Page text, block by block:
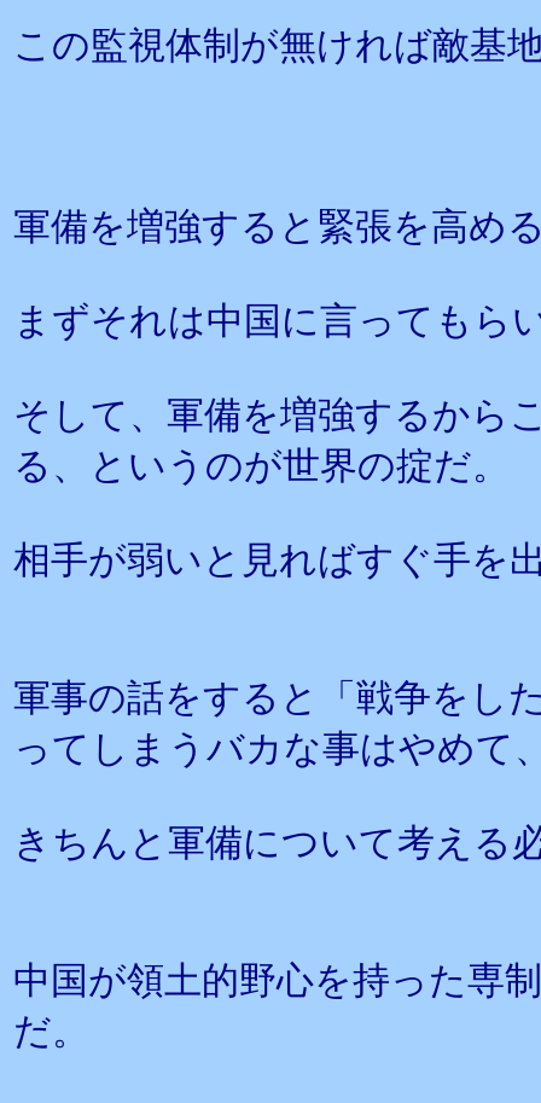
この監視体制が無ければ敵基
軍備を増強すると緊張を高め
まずそれは中国に言ってもら
そして、軍備を増強するから
る、というのが世界の掟だ。
相手が弱いと見ればすぐ手を
軍事の話をすると「戦争をし
ってしまうバカな事はやめて
きちんと軍備について考える
中国が領土的野心を持った専
だ。